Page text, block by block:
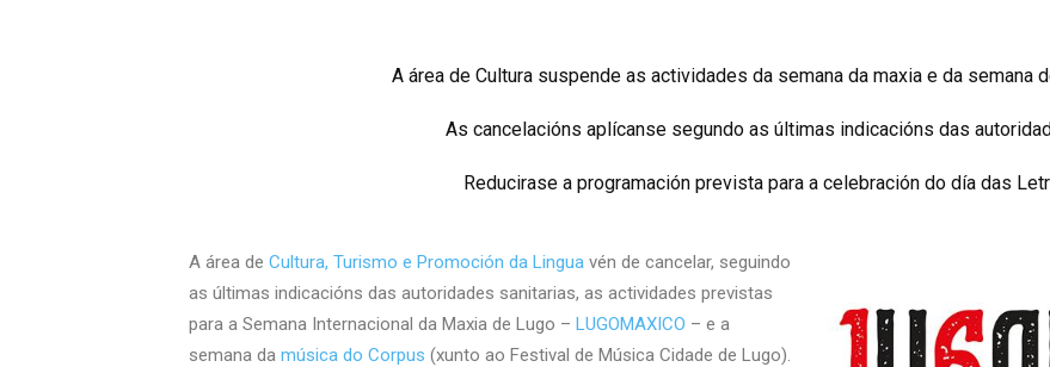
A área de Cultura suspende as actividades da semana da maxia e da semana
As cancelacións aplícanse segundo as últimas indicacións das
Reducirase a programación prevista para a celebración do día das
A área de Cultura, Turismo e Promoción da Lingua vén de cancelar, seguindo
as últimas indicacións das autoridades sanitarias, as actividades previstas
para a Semana Internacional da Maxia de Lugo – LUGOMAXICO – e a
semana da música do Corpus (xunto ao Festival de Música Cidade de Lugo).